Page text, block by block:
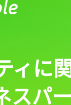
ィに
スパ